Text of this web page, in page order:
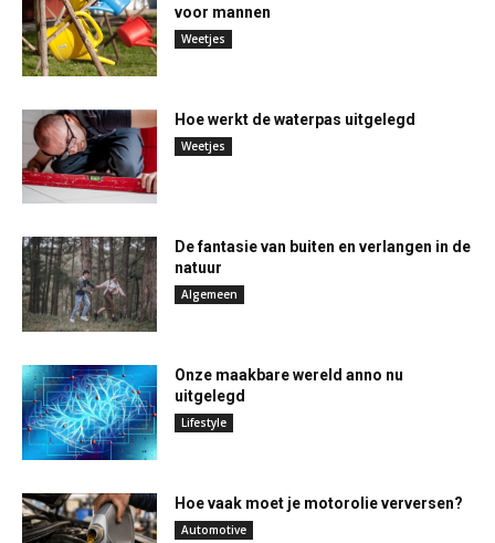
voor mannen
Weetjes
Hoe werkt de waterpas uitgelegd
Weetjes
De fantasie van buiten en verlangen in de
natuur
Algemeen
Onze maakbare wereld anno nu
uitgelegd
Lifestyle
Hoe vaak moet je motorolie verversen?
Automotive